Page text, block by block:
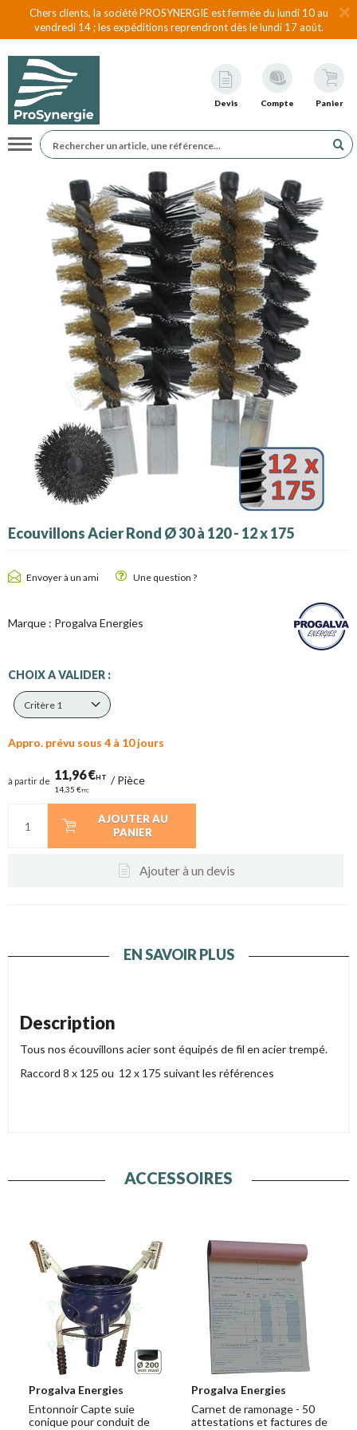
Chers clients, la société PROSYNERGIE est fermée du lundi 10 au
vendredi 14 ; les expéditions reprendront dès le lundi 17 août.
Devis Compte Panier
Navigation
Ecouvillons Acier Rond Ø 30 à 120 - 12 x 175
Envoyer à un ami Une question ?
Marque : Progalva Energies
CHOIX A VALIDER :
Critère 1
Appro. prévu sous 4 à 10 jours
à partir de 11,96 €HT
14,35 €TTC
/Pièce
AJOUTER AU
PANIER
Ajouter à un devis
EN SAVOIR PLUS
Description
Tous nos écouvillons acier sont équipés de fil en acier trempé.
Raccord 8 x 125 ou 12 x 175 suivant les références
ACCESSOIRES
Progalva Energies
Entonnoir Capte suie
conique pour conduit de
Progalva Energies
Carnet de ramonage - 50
attestations et factures de